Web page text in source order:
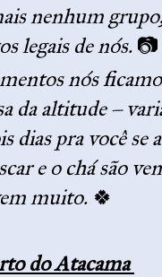
nenhum
legais de nós. 📷
nós
da altitude –
dias pra você
e o chá são
muito. 🍀
do Atacama